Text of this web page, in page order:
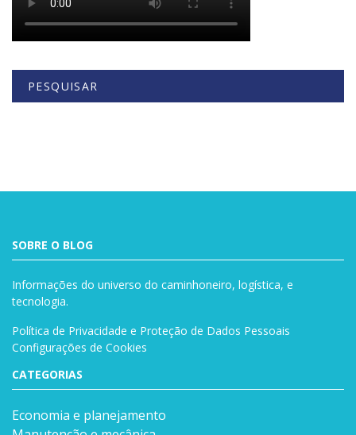
PESQUISAR
SOBRE O BLOG
Informações do universo do caminhoneiro, logística, e
tecnologia.
Política de Privacidade e Proteção de Dados Pessoais
Configurações de Cookies
CATEGORIAS
Economia e planejamento